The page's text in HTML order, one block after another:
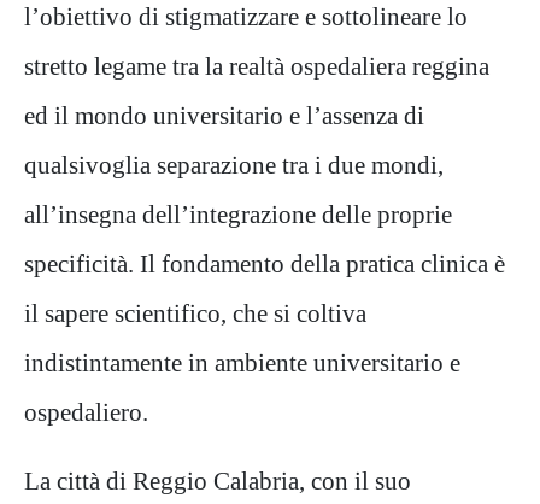
l’obiettivo di stigmatizzare e sottolineare lo
stretto legame tra la realtà ospedaliera reggina
ed il mondo universitario e l’assenza di
qualsivoglia separazione tra i due mondi,
all’insegna dell’integrazione delle proprie
specificità. Il fondamento della pratica clinica è
il sapere scientifico, che si coltiva
indistintamente in ambiente universitario e
ospedaliero.
La città di Reggio Calabria, con il suo